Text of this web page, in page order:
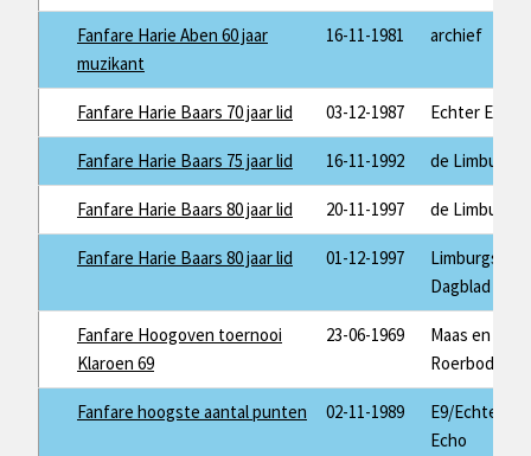
Fanfare Harie Aben 60 jaar
muzikant
16-11-1981 archief
Fanfare Harie Baars 70 jaar lid 03-12-1987 Echter Echo
Fanfare Harie Baars 75 jaar lid 16-11-1992 de Limburger
Fanfare Harie Baars 80 jaar lid 20-11-1997 de Limburger
Fanfare Harie Baars 80 jaar lid 01-12-1997
Limburgs
Dagblad
Fanfare Hoogoven toernooi
Klaroen 69
23-06-1969
Maas en
Roerbode
Fanfare hoogste aantal punten 02-11-1989
E9/Echter
Echo